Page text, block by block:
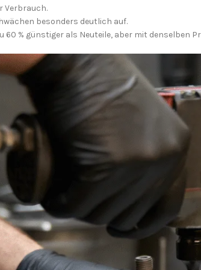
Verbrauch.
besonders deutlich auf.
60 % günstiger als Neuteile, aber mit denselben